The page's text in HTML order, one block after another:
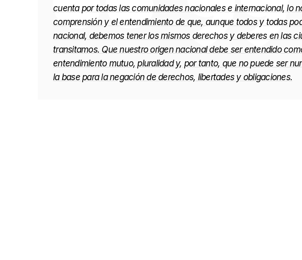
cuenta por todas las comunidades nacionales e internacional, lo
comprensión y el entendimiento de que, aunque todos y todas
nacional, debemos tener los mismos derechos y deberes en las
transitamos. Que nuestro origen nacional debe ser entendido
entendimiento mutuo, pluralidad y, por tanto, que no puede ser
la base para la negación de derechos, libertades y obligaciones.